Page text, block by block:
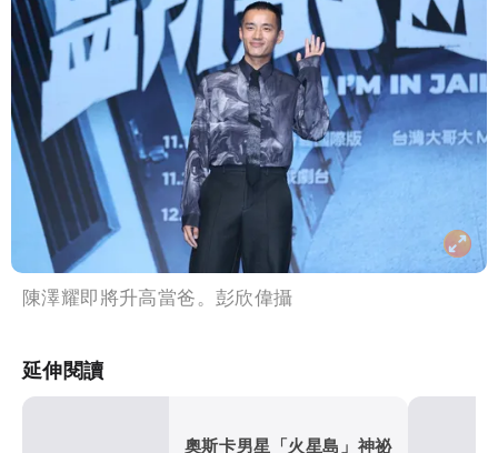
陳澤耀即將升高當爸。彭欣偉攝
延伸閱讀
奧斯卡男星「火星島」神祕